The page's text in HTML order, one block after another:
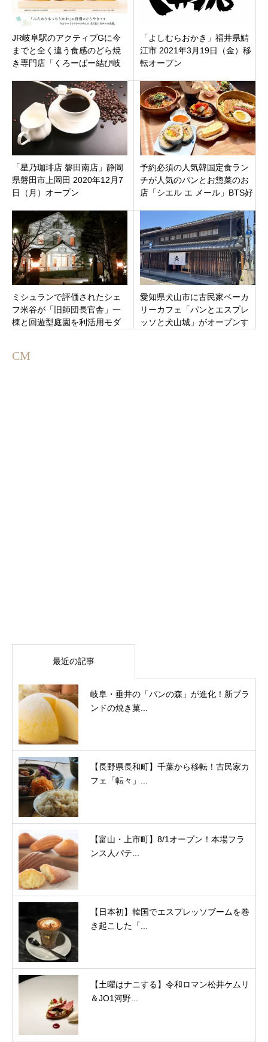
JR岐阜駅のアクティブGに今
までと全く違う食感のどら焼
き専門店「くろーばー結び岐
「よしむらおかき」福井県鯖
江市 2021年3月19日（金）移
転オープン
「星乃珈琲店 磐田南店」静岡
県磐田市上岡田 2020年12月7
日（月）オープン
予約必須の人気韓国定食ラン
チが人気のパンとお惣菜のお
店「シエル エ メール」BTS好
ミシュランで評価されたシェ
フ米谷が「旧師団長官舎」一
棟と回遊型庭園を利活用モダ
日オープン
愛知県犬山市に古民家ベーカ
リーカフェ「パンとエスプレ
ッソと犬山城」がオープンす
CM
最近の記事
岐阜・垂井の「パンの森」が進化！新ブラ
ンドの焼き菓...
【長野県長和町】千葉から移転！古民家カ
フェ「転々」...
【富山・上市町】8/1オープン！本場フラ
ンス人パテ...
【日本初】韓国でエスプレッソブームを巻
き起こした「...
【土曜はナニする】令和ロマン松井ケムリ
＆JO1河野...